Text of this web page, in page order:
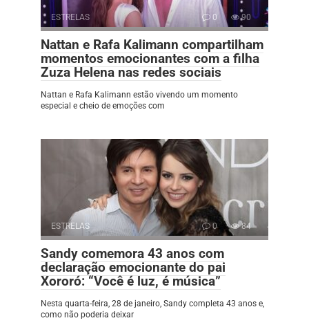
ESTRELAS 0 90
Nattan e Rafa Kalimann compartilham
momentos emocionantes com a filha
Zuza Helena nas redes sociais
Nattan e Rafa Kalimann estão vivendo um momento
especial e cheio de emoções com
ESTRELAS 0 84
Sandy comemora 43 anos com
declaração emocionante do pai
Xororó: “Você é luz, é música”
Nesta quarta-feira, 28 de janeiro, Sandy completa 43 anos e,
como não poderia deixar